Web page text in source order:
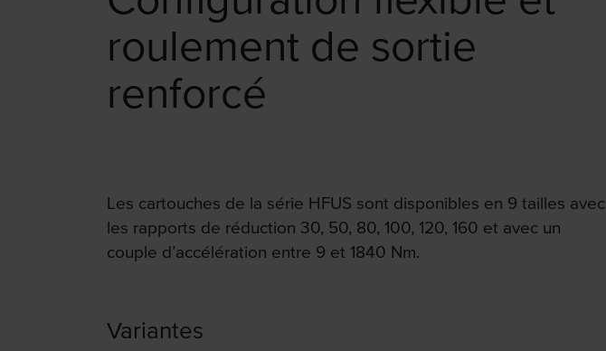
roulement de sortie
renforcé
Les cartouches de la série HFUS sont disponibles en 9 tailles avec
les rapports de réduction 30, 50, 80, 100, 120, 160 et avec un
couple d’accélération entre 9 et 1840 Nm.
Variantes